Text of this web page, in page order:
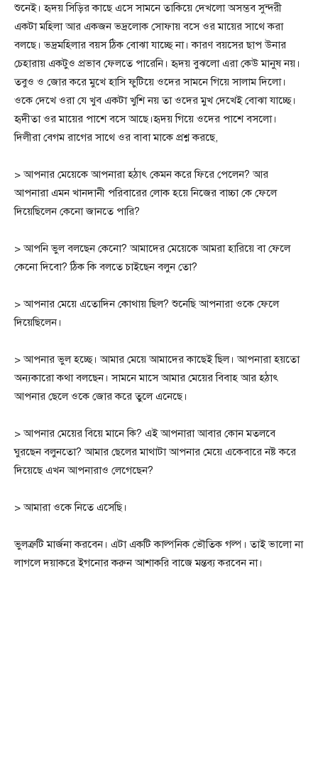
শুনেই। হৃদয় সিড়ির কাছে এসে সামনে তাকিয়ে দেখলো অসম্ভব সুন্দরী
একটা মহিলা আর একজন ভদ্রলোক সোফায় বসে ওর মায়ের সাথে করা
বলছে। ভদ্রমহিলার বয়স ঠিক বোঝা যাচ্ছে না। কারণ বয়সের ছাপ উনার
চেহারায় একটুও প্রভাব ফেলতে পারেনি। হৃদয় বুঝলো এরা কেউ মানুষ নয়।
তবুও ও জোর করে মুখে হাসি ফুটিয়ে ওদের সামনে গিয়ে সালাম দিলো।
ওকে দেখে ওরা যে খুব একটা খুশি নয় তা ওদের মুখ দেখেই বোঝা যাচ্ছে।
হৃদীতা ওর মায়ের পাশে বসে আছে।হৃদয় গিয়ে ওদের পাশে বসলো।
দিলীরা বেগম রাগের সাথে ওর বাবা মাকে প্রশ্ন করছে,
> আপনার মেয়েকে আপনারা হঠাৎ কেমন করে ফিরে পেলেন? আর
আপনারা এমন খানদানী পরিবারের লোক হয়ে নিজের বাচ্চা কে ফেলে
দিয়েছিলেন কেনো জানতে পারি?
> আপনি ভুল বলছেন কেনো? আমাদের মেয়েকে আমরা হারিয়ে বা ফেলে
কেনো দিবো? ঠিক কি বলতে চাইছেন বলুন তো?
> আপনার মেয়ে এতোদিন কোথায় ছিল? শুনেছি আপনারা ওকে ফেলে
দিয়েছিলেন।
> আপনার ভুল হচ্ছে। আমার মেয়ে আমাদের কাছেই ছিল। আপনারা হয়তো
অন্যকারো কথা বলছেন। সামনে মাসে আমার মেয়ের বিবাহ আর হঠাৎ
আপনার ছেলে ওকে জোর করে তুলে এনেছে।
> আপনার মেয়ের বিয়ে মানে কি? এই আপনারা আবার কোন মতলবে
ঘুরছেন বলুনতো? আমার ছেলের মাথাটা আপনার মেয়ে একেবারে নষ্ট করে
দিয়েছে এখন আপনারাও লেগেছেন?
> আমারা ওকে নিতে এসেছি।
ভুলত্রুটি মার্জনা করবেন। এটা একটি কাল্পনিক ভৌতিক গল্প। তাই ভালো না
লাগলে দয়াকরে ইগনোর করুন আশাকরি বাজে মন্তব্য করবেন না।